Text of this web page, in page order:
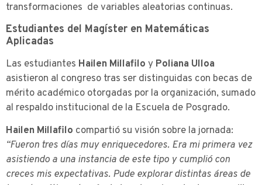
transformaciones de variables aleatorias continuas.
Estudiantes del Magíster en Matemáticas
Aplicadas
Las estudiantes Hailen Millafilo y Poliana Ulloa
asistieron al congreso tras ser distinguidas con becas de
mérito académico otorgadas por la organización, sumado
al respaldo institucional de la Escuela de Posgrado.
Hailen Millafilo compartió su visión sobre la jornada:
“Fueron tres días muy enriquecedores. Era mi primera vez
asistiendo a una instancia de este tipo y cumplió con
creces mis expectativas. Pude explorar distintas áreas de